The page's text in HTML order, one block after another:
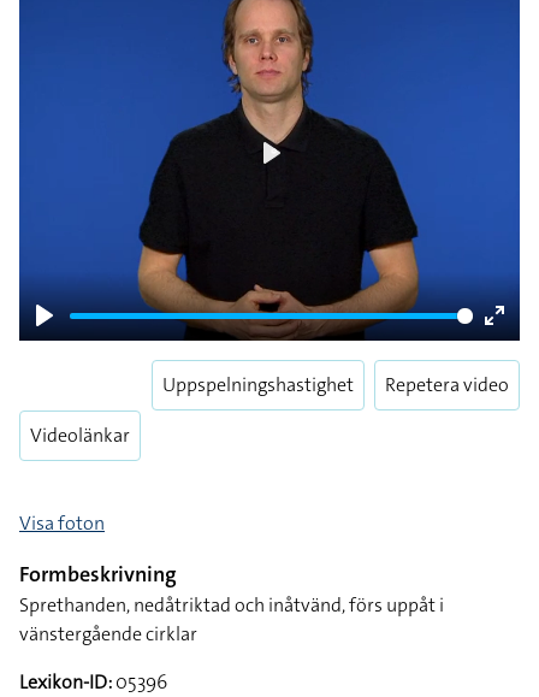
Play
Enter
Videolänkar
Uppspelningshastighet Repetera video
Visa foton
Formbeskrivning
Sprethanden, nedåtriktad och inåtvänd, förs uppåt i
vänstergående cirklar
Lexikon-ID:05396